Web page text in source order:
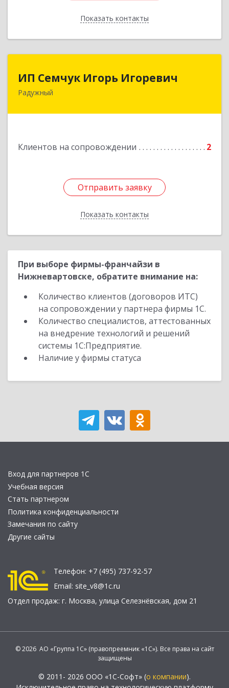
Показать контакты
Назад
ИП Семчук Игорь Игоревич
Радужный
Клиентов на сопровождении 2
Отправить заявку
Показать контакты
628464, ХМАО-Югра, г. Радужный, 1 мкн.,
Отправить заявку
Назад
При выборе фирмы-франчайзи в
Нижневартовске, обратите внимание на:
Количество клиентов (договоров ИТС)
на сопровождении у партнера фирмы 1С.
Количество специалистов, аттестованных
на внедрение технологий и решений
системы 1С:Предприятие.
Наличие у фирмы статуса
Вход для партнеров 1С
Учебная версия
Стать партнером
Политика конфиденциальности
Замечания по сайту
Другие сайты
Телефон: +7 (495) 737-92-57
Email: site_v8@1c.ru
Отдел продаж: г. Москва, улица Селезнёвская, дом 21
© 2026 АО «Группа 1С» (правопреемник «1С»). Все права на сайт
защищены
© 2011- 2026 ООО «1С-Софт» (о компании).